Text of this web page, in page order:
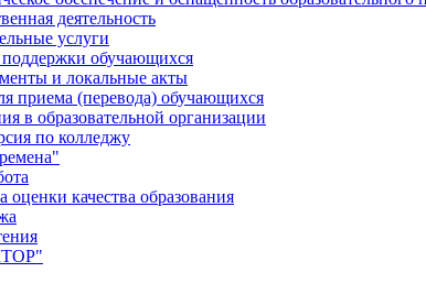
деятельность
услуги
обучающихся
и локальные акты
приема (перевода) обучающихся
в образовательной организации
по колледжу
оценки качества образования